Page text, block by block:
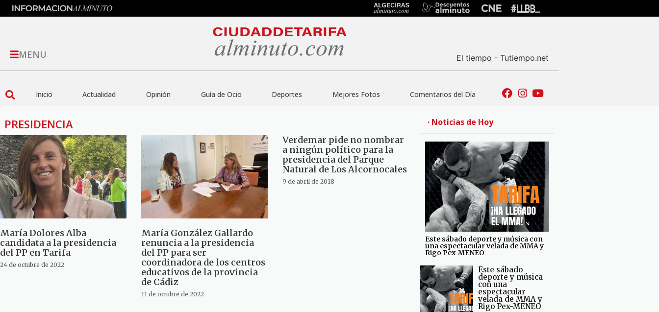
MENU El tiempo - Tutiempo.net
Inicio Actualidad Opinión Guía de Ocio Deportes Mejores Fotos Comentarios del Día
PRESIDENCIA
María Dolores Alba
candidata a la presidencia
del PP en Tarifa
24 de octubre de 2022
María González Gallardo
renuncia a la presidencia
del PP para ser
coordinadora de los centros
educativos de la provincia
de Cádiz
11 de octubre de 2022
Verdemar pide no nombrar
a ningún político para la
presidencia del Parque
Natural de Los Alcornocales
9 de abril de 2018
· Noticias de Hoy
Este sábado deporte y música con
una espectacular velada de MMA y
Rigo Pex-MENEO
Este sábado
deporte y música
con una
espectacular
velada de MMA y
Rigo Pex-MENEO